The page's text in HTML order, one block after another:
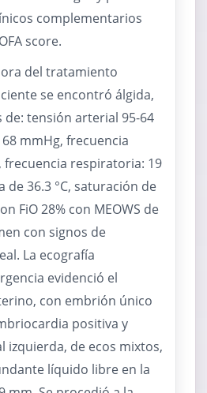
complementarios
score.
del tratamiento
se encontró álgida,
de: tensión arterial 95-64
mmHg, frecuencia
frecuencia respiratoria: 19
36.3 °C, saturación de
FiO 28% con MEOWS de
con signos de
La ecografía
evidenció el
con embrión único
positiva y
izquierda, de ecos mixtos,
líquido libre en la